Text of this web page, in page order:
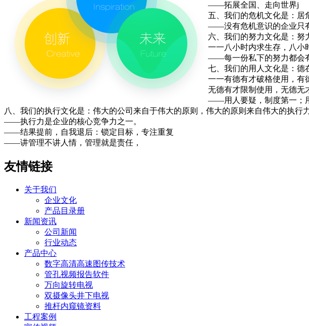
——拓展全国、走向世界j
五、我们的危机文化是：居
——没有危机意识的企业只
六、我们的努力文化是：努
一一八小时内求生存，八小
——每一份私下的努力都会
七、我们的用人文化是：德
一一有德有才破格使用，有
无德有才限制使用，无德无
——用人要疑，制度第一；
八、我们的执行文化是：伟大的公司来自于伟大的原则，伟大的原则来自伟大的执
——执行力是企业的核心竞争力之一。
——结果提前，自我退后：锁定目标，专注重复
——讲管理不讲人情，管理就是责任，
友情链接
关于我们
企业文化
产品目录册
新闻资讯
公司新闻
行业动态
产品中心
数字高清高速图传技术
管孔视频报告软件
万向旋转电视
双摄像头井下电视
推杆内窥镜资料
工程案例